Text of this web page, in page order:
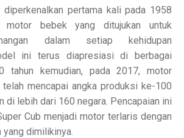
diperkenalkan pertama kali pada 1958
motor bebek yang ditujukan untuk
dalam setiap kehidupan
ini terus diapresiasi di berbagai
tahun kemudian, pada 2017, motor
telah mencapai angka produksi ke-100
di lebih dari 160 negara. Pencapaian ini
Cub menjadi motor terlaris dengan
dimilikinya.